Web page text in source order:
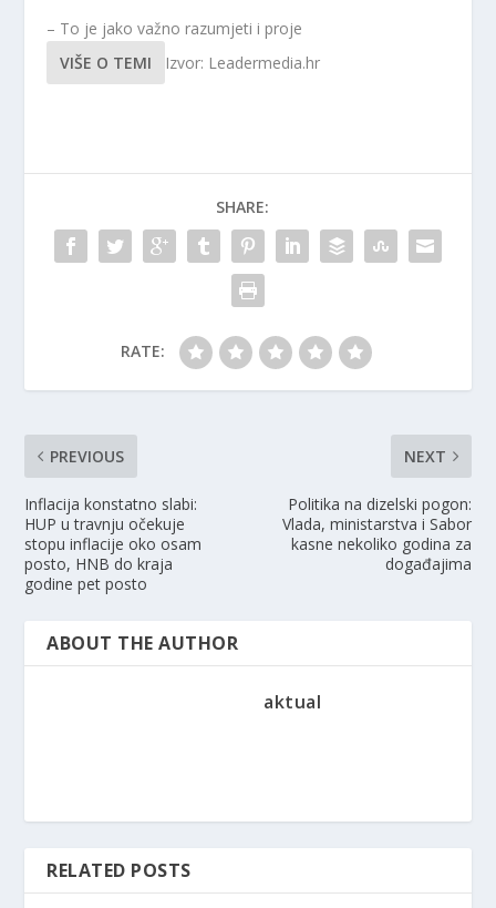
– To je jako važno razumjeti i proje
VIŠE O TEMI
Izvor: Leadermedia.hr
SHARE:
RATE:
PREVIOUS
Inflacija konstatno slabi:
HUP u travnju očekuje
stopu inflacije oko osam
posto, HNB do kraja
godine pet posto
NEXT
Politika na dizelski pogon:
Vlada, ministarstva i Sabor
kasne nekoliko godina za
događajima
ABOUT THE AUTHOR
aktual
RELATED POSTS